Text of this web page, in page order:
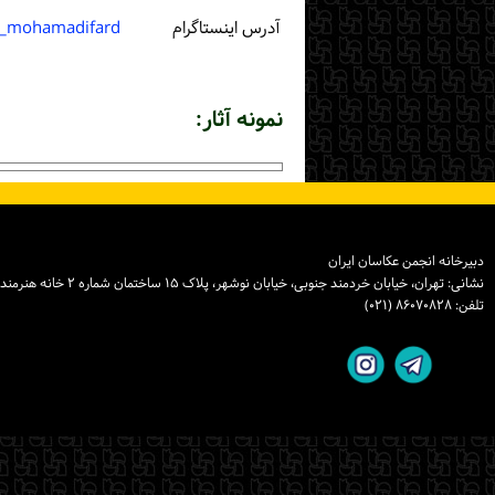
آدرس اینستاگرام
نمونه آثار:
دبیرخانه انجمن عکاسان ایران
نشانی: تهران، خیابان خردمند جنوبی، خیابان نوشهر، پلاک ۱۵ ساختمان شماره ۲ خانه هنرمندان ایران، واحد ۸
تلفن: ۸۶۰۷۰۸۲۸ (۰۲۱)